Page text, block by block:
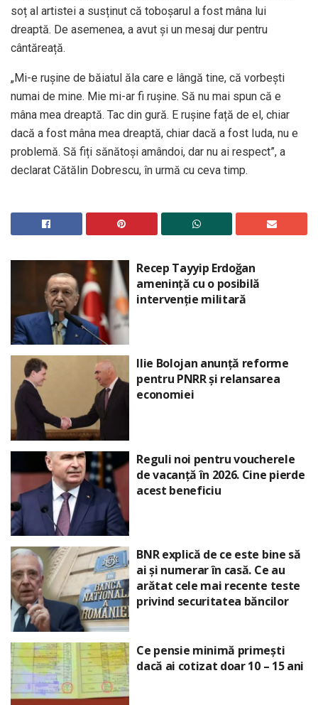
soț al artistei a susținut că toboșarul a fost mâna lui
dreaptă. De asemenea, a avut și un mesaj dur pentru
cântăreață.
„Mi-e rușine de băiatul ăla care e lângă tine, că vorbești
numai de mine. Mie mi-ar fi rușine. Să nu mai spun că e
mâna mea dreaptă. Tac din gură. E rușine față de el, chiar
dacă a fost mâna mea dreaptă, chiar dacă a fost Iuda, nu e
problemă. Să fiți sănătoși amândoi, dar nu ai respect”, a
declarat Cătălin Dobrescu, în urmă cu ceva timp.
Recep Tayyip Erdoğan
amenință cu o posibilă
intervenție militară
Ilie Bolojan anunță reforme
pentru PNRR și relansarea
economiei
Reguli noi pentru voucherele
de vacanță în 2026. Cine pierde
acest beneficiu
BNR explică de ce este bine să
ai și numerar în casă. Ce au
arătat cele mai recente teste
privind securitatea băncilor
Ce pensie minimă primești
dacă ai cotizat doar 10 – 15 ani